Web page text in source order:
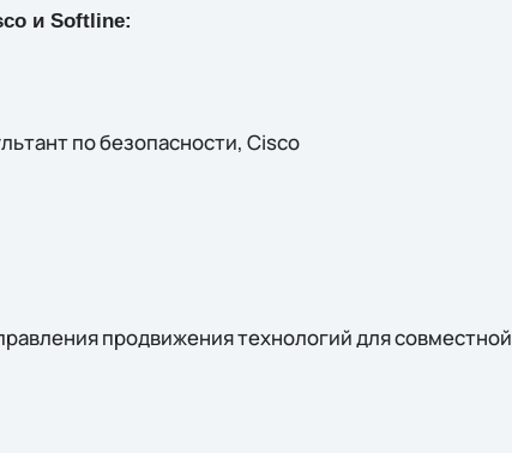
и Softline:
по безопасности, Cisco
продвижения технологий для совместной